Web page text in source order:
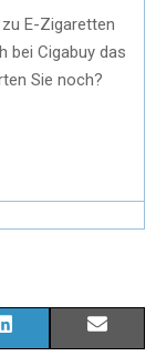
E-Zigaretten
bei Cigabuy das
Sie noch?